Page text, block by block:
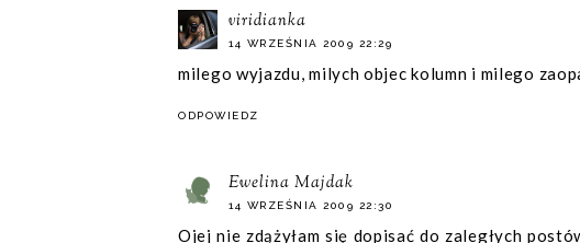
viridianka
14 WRZEŚNIA 2009 22:29
milego wyjazdu, milych objec kolumn i milego
ODPOWIEDZ
Ewelina Majdak
14 WRZEŚNIA 2009 22:30
Ojej nie zdążyłam się dopisać do zaległych